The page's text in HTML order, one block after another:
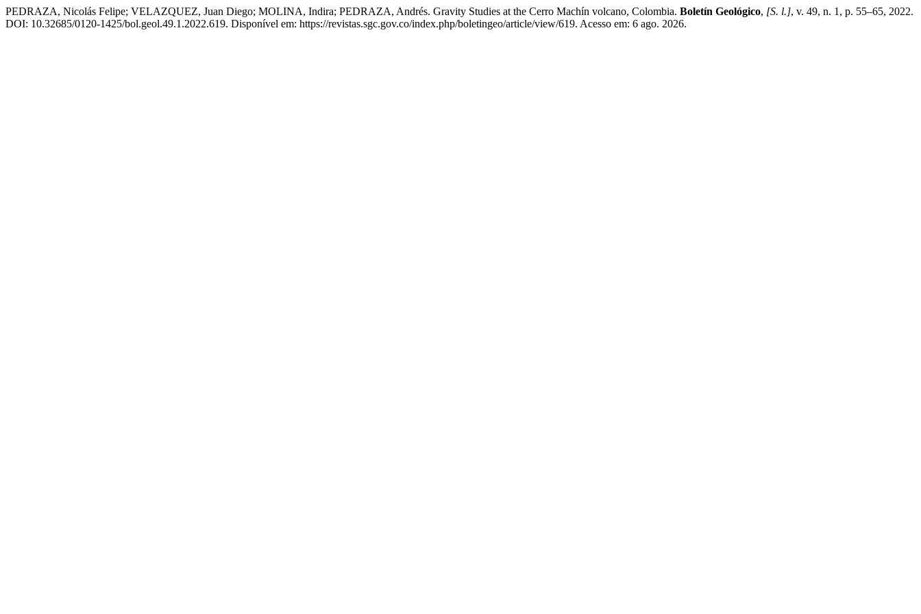
PEDRAZA, Nicolás Felipe; VELAZQUEZ, Juan Diego; MOLINA, Indira; PEDRAZA, Andrés. Gravity Studies at the Cerro Machín volcano, Colombia. Boletín Geológico, [S. l.], v. 49, n. 1, p. 55–65, 2022.
DOI: 10.32685/0120-1425/bol.geol.49.1.2022.619. Disponível em: https://revistas.sgc.gov.co/index.php/boletingeo/article/view/619. Acesso em: 6 ago. 2026.